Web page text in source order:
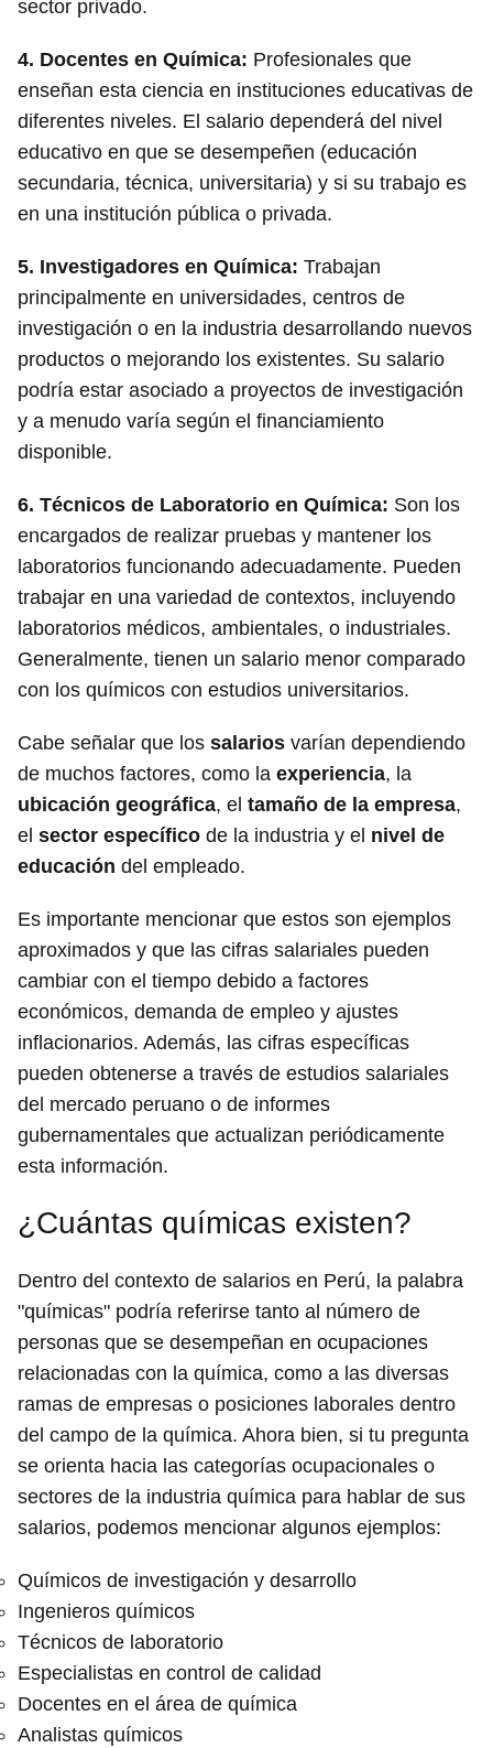
sector privado.
4. Docentes en Química: Profesionales que
enseñan esta ciencia en instituciones educativas de
diferentes niveles. El salario dependerá del nivel
educativo en que se desempeñen (educación
secundaria, técnica, universitaria) y si su trabajo es
en una institución pública o privada.
5. Investigadores en Química: Trabajan
principalmente en universidades, centros de
investigación o en la industria desarrollando nuevos
productos o mejorando los existentes. Su salario
podría estar asociado a proyectos de investigación
y a menudo varía según el financiamiento
disponible.
6. Técnicos de Laboratorio en Química: Son los
encargados de realizar pruebas y mantener los
laboratorios funcionando adecuadamente. Pueden
trabajar en una variedad de contextos, incluyendo
laboratorios médicos, ambientales, o industriales.
Generalmente, tienen un salario menor comparado
con los químicos con estudios universitarios.
Cabe señalar que los salarios varían dependiendo
de muchos factores, como la experiencia, la
ubicación geográfica, el tamaño de la empresa,
el sector específico de la industria y el nivel de
educación del empleado.
Es importante mencionar que estos son ejemplos
aproximados y que las cifras salariales pueden
cambiar con el tiempo debido a factores
económicos, demanda de empleo y ajustes
inflacionarios. Además, las cifras específicas
pueden obtenerse a través de estudios salariales
del mercado peruano o de informes
gubernamentales que actualizan periódicamente
esta información.
¿Cuántas químicas existen?
Dentro del contexto de salarios en Perú, la palabra
"químicas" podría referirse tanto al número de
personas que se desempeñan en ocupaciones
relacionadas con la química, como a las diversas
ramas de empresas o posiciones laborales dentro
del campo de la química. Ahora bien, si tu pregunta
se orienta hacia las categorías ocupacionales o
sectores de la industria química para hablar de sus
salarios, podemos mencionar algunos ejemplos:
Químicos de investigación y desarrollo
Ingenieros químicos
Técnicos de laboratorio
Especialistas en control de calidad
Docentes en el área de química
Analistas químicos